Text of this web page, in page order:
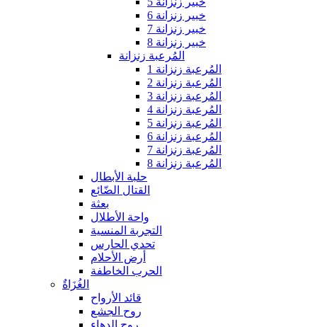
خبير زنزانة 6
خبير زنزانة 7
خبير زنزانة 8
المُرعبة زنزانة
المُرعبة زنزانة 1
المُرعبة زنزانة 2
المُرعبة زنزانة 3
المُرعبة زنزانة 4
المُرعبة زنزانة 5
المُرعبة زنزانة 6
المُرعبة زنزانة 7
المُرعبة زنزانة 8
حلبة الأبطال
القتال الضّائع
بعثة
واحة الأطلال
التجربة المنسية
تحدي الحارس
أرض الأحلام
الحرب الخاطفة
الغُزَاةٌ
قائد الأرواح
روح الجشع